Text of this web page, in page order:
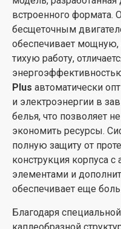
сменную
разделителем для
счетчик завершенных
Bosch WIW24342EU
для повседневной
встроенного
бесщеточным
обеспечивает
тихую работу,
Plus автоматически
и электроэнергии в
белья, что позволяет
экономить ресурсы.
полную защиту от
конструкция корпуса
элементами и
обеспечивает еще
Благодаря